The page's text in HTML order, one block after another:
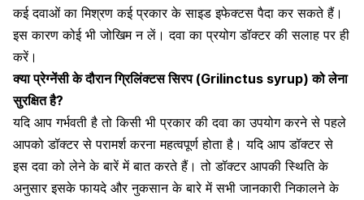
कई दवाओं का मिश्रण कई प्रकार के साइड इफेक्टस पैदा कर सकते हैं।
इस कारण कोई भी जोखिम न लें। दवा का प्रयोग डॉक्टर की सलाह पर ही
करें।
क्या प्रेग्नेंसी के दौरानग्रिलिंक्टससिरप (Grilinctus syrup) को लेना
सुरक्षित है?
यदि आपगर्भवती है तो किसी भी प्रकार की दवा का उपयोग करने से पहले
आपको डॉक्टर से परामर्श करना महत्वपूर्ण होता है। यदि आप डॉक्टर से
इस दवा को लेने के बारें में बात करते हैं। तो डॉक्टर आपकी स्थिति के
अनुसार इसके फायदे और नुकसान के बारे में सभी जानकारी निकालने के